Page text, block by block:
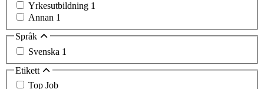
Yrkesutbildning 1
Annan 1
Språk
Svenska 1
Etikett
Top Job